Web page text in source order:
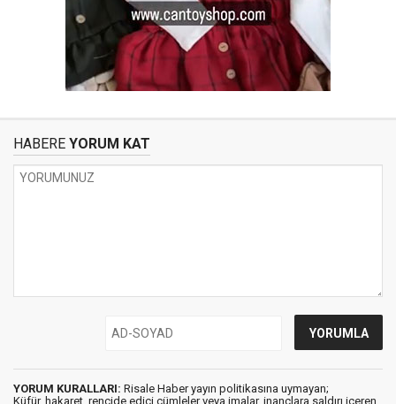
HABERE YORUM KAT
YORUM KURALLARI: Risale Haber yayın politikasına uymayan;
Küfür, hakaret, rencide edici cümleler veya imalar, inançlara saldırı içeren,